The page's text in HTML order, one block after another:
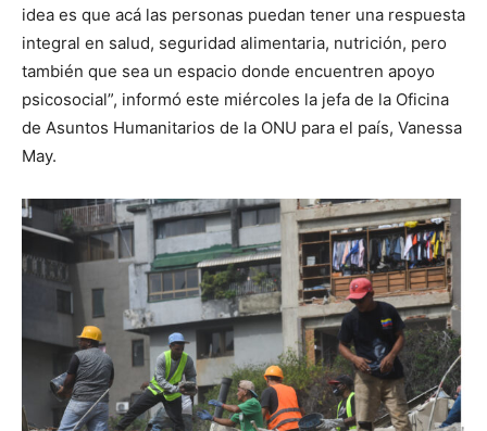
idea es que acá las personas puedan tener una respuesta
integral en salud, seguridad alimentaria, nutrición, pero
también que sea un espacio donde encuentren apoyo
psicosocial”, informó este miércoles la jefa de la Oficina
de Asuntos Humanitarios de la ONU para el país, Vanessa
May.